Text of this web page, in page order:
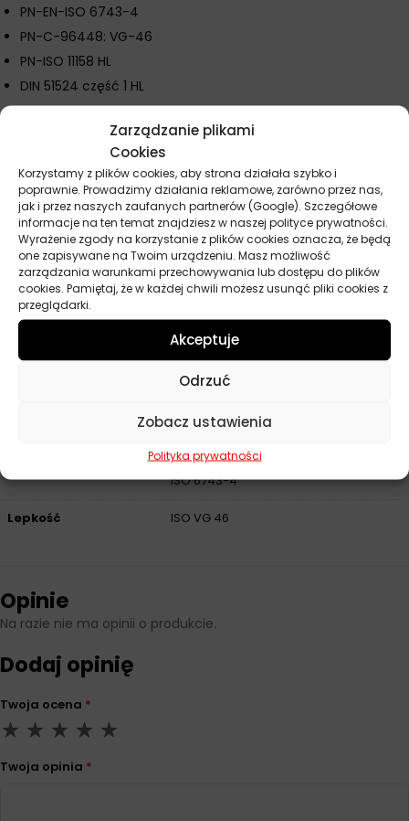
Zarządzanie plikami
Cookies
Korzystamy z plików cookies, aby strona działała szybko i
poprawnie. Prowadzimy działania reklamowe, zarówno przez nas,
jak i przez naszych zaufanych partnerów (Google). Szczegółowe
informacje na ten temat znajdziesz w naszej polityce prywatności.
Wyrażenie zgody na korzystanie z plików cookies oznacza, że będą
one zapisywane na Twoim urządzeniu. Masz możliwość
zarządzania warunkami przechowywania lub dostępu do plików
cookies. Pamiętaj, że w każdej chwili możesz usunąć pliki cookies z
przeglądarki.
Akceptuje
Odrzuć
Zobacz ustawienia
Polityka prywatności
PN-EN-ISO 6743-4
PN-C-96448: VG-46
PN-ISO 11158 HL
DIN 51524 część 1 HL
Parametry techniczne
Klasa lepkości: ISO VG 46
Typ oleju: mineralny
Zastosowanie: układy niskich i średnich obciążeń
Warunki pracy: umiarkowana temperatura i wilgotność
Parametry techniczne
Omega
20 l
Maszyny budowlane, Maszyny rolnicze
DIN 51524 1 HL, ISO 11158-HL, ISO 3448,
ISO 6743-4
Lepkość ISO VG 46
Opinie
Na razie nie ma opinii o produkcie.
Dodaj opinię
Twoja ocena *
Twoja opinia *